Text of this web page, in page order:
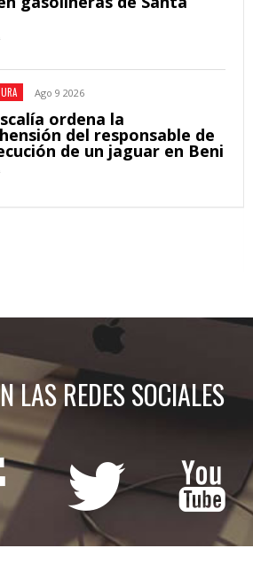
Ago 9 2026
ordena la
del responsable de
de un jaguar en Beni
LAS REDES SOCIALES